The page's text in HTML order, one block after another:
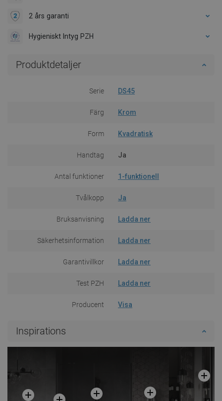
2 års garanti
Hygieniskt Intyg PZH
Produktdetaljer
Serie DS45
Färg Krom
Form Kvadratisk
Handtag Ja
Antal funktioner 1-funktionell
Tvålkopp Ja
Bruksanvisning Ladda ner
Säkerhetsinformation Ladda ner
Garantivillkor Ladda ner
Test PZH Ladda ner
Producent Visa
Inspirations